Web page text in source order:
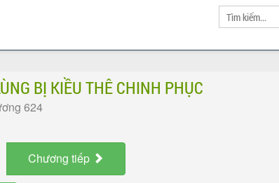
BỊ KIỀU THÊ CHINH PHỤC
624
Chương tiếp